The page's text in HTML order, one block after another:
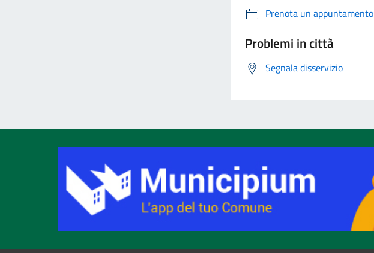
Prenota un appuntamento
Problemi in città
Segnala disservizio